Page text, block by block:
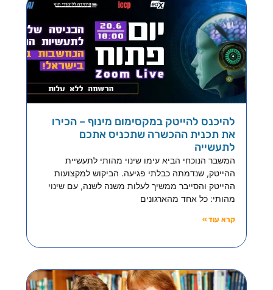
להיכנס להייטק במקסימום מינוף – הכירו
את תכנית ההכשרה שתכניס אתכם
לתעשייה
המשבר הנוכחי הביא עימו שינוי מהותי לתעשיית
ההייטק, שנדמתה כבלתי פגיעה. הביקוש למקצועות
ההייטק והסייבר ממשיך לעלות משנה לשנה, עם שינוי
מהותי: כל אחד מהארגונים
קרא עוד »